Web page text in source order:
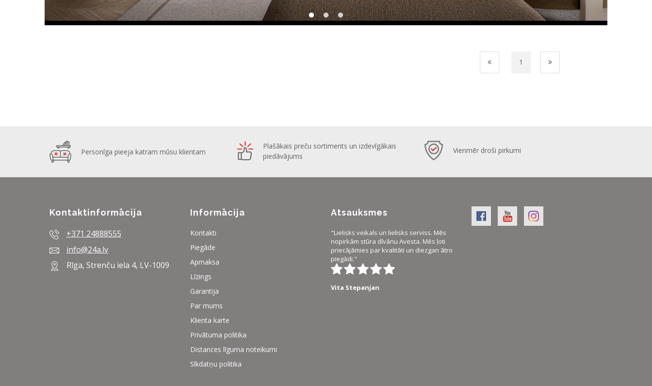
1
Personīga pieeja katram mūsu klientam
Plašākais preču sortiments un izdevīgākais
piedāvājums
Vienmēr droši pirkumi
Kontaktinformācija
+371 24888555
info@24a.lv
Rīga, Strenču iela 4, LV-1009
Informācija
Kontakti
Piegāde
Apmaksa
Līzings
Garantija
Par mums
Klienta karte
Privātuma politika
Distances līguma noteikumi
Sīkdatņu politika
Atsauksmes
"Lielisks veikals un lielisks serviss. Mēs
nopirkām stūra dīvānu Avesta. Mēs ļoti
priecājāmies par kvalitāti un diezgan ātro
piegādi."
Vita Stepanjan